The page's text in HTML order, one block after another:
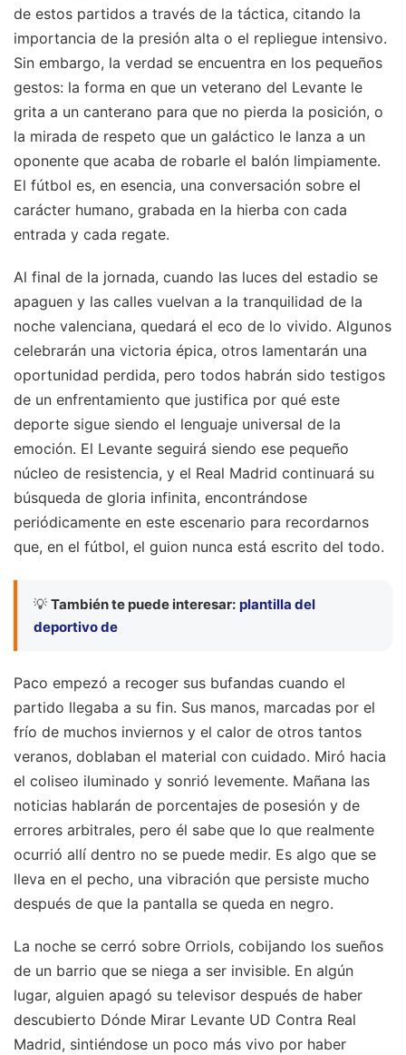
de estos partidos a través de la táctica, citando la
importancia de la presión alta o el repliegue intensivo.
Sin embargo, la verdad se encuentra en los pequeños
gestos: la forma en que un veterano del Levante le
grita a un canterano para que no pierda la posición, o
la mirada de respeto que un galáctico le lanza a un
oponente que acaba de robarle el balón limpiamente.
El fútbol es, en esencia, una conversación sobre el
carácter humano, grabada en la hierba con cada
entrada y cada regate.
Al final de la jornada, cuando las luces del estadio se
apaguen y las calles vuelvan a la tranquilidad de la
noche valenciana, quedará el eco de lo vivido. Algunos
celebrarán una victoria épica, otros lamentarán una
oportunidad perdida, pero todos habrán sido testigos
de un enfrentamiento que justifica por qué este
deporte sigue siendo el lenguaje universal de la
emoción. El Levante seguirá siendo ese pequeño
núcleo de resistencia, y el Real Madrid continuará su
búsqueda de gloria infinita, encontrándose
periódicamente en este escenario para recordarnos
que, en el fútbol, el guion nunca está escrito del todo.
💡 También te puede interesar: plantilla del
deportivo de
Paco empezó a recoger sus bufandas cuando el
partido llegaba a su fin. Sus manos, marcadas por el
frío de muchos inviernos y el calor de otros tantos
veranos, doblaban el material con cuidado. Miró hacia
el coliseo iluminado y sonrió levemente. Mañana las
noticias hablarán de porcentajes de posesión y de
errores arbitrales, pero él sabe que lo que realmente
ocurrió allí dentro no se puede medir. Es algo que se
lleva en el pecho, una vibración que persiste mucho
después de que la pantalla se queda en negro.
La noche se cerró sobre Orriols, cobijando los sueños
de un barrio que se niega a ser invisible. En algún
lugar, alguien apagó su televisor después de haber
descubierto Dónde Mirar Levante UD Contra Real
Madrid, sintiéndose un poco más vivo por haber